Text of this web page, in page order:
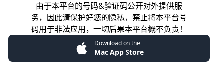
由于本平台的号码&验证码公开对外提供服
务，因此请保护好您的隐私，禁止将本平台号
码用于非法应用，一切后果本平台概不负责！
Download on the
Mac App Store